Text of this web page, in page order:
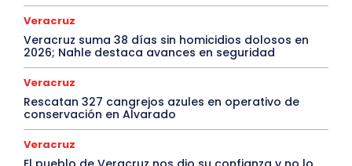
Veracruz
Veracruz suma 38 días sin homicidios dolosos en
2026; Nahle destaca avances en seguridad
Veracruz
Rescatan 327 cangrejos azules en operativo de
conservación en Alvarado
Veracruz